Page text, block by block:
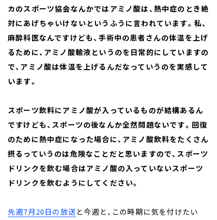
カのスポーツ協会なんかではアミノ酸は、熱中症のとき絶
対にあげちゃいけないというふうに言われています。私、
麻酔科医なんですけども、手術中の患者さんの体温を上げ
るために、アミノ酸輸液というのを日常的にしていますの
で、アミノ酸は体温を上げるんだなっていうのを実感して
います。
スポーツ飲料にアミノ酸が入っているものが結構あるん
ですけども、スポーツの後なんか全然問題ないです。回復
のために熱中症になった場合に、アミノ酸飲料をたくさん
摂るっていうのは危険なことだと思いますので、スポーツ
ドリンクを飲む場合はアミノ酸の入っていないスポーツ
ドリンクを飲むようにしてください。
先週7月20日の放送と今週と、この時期に気を付けたい